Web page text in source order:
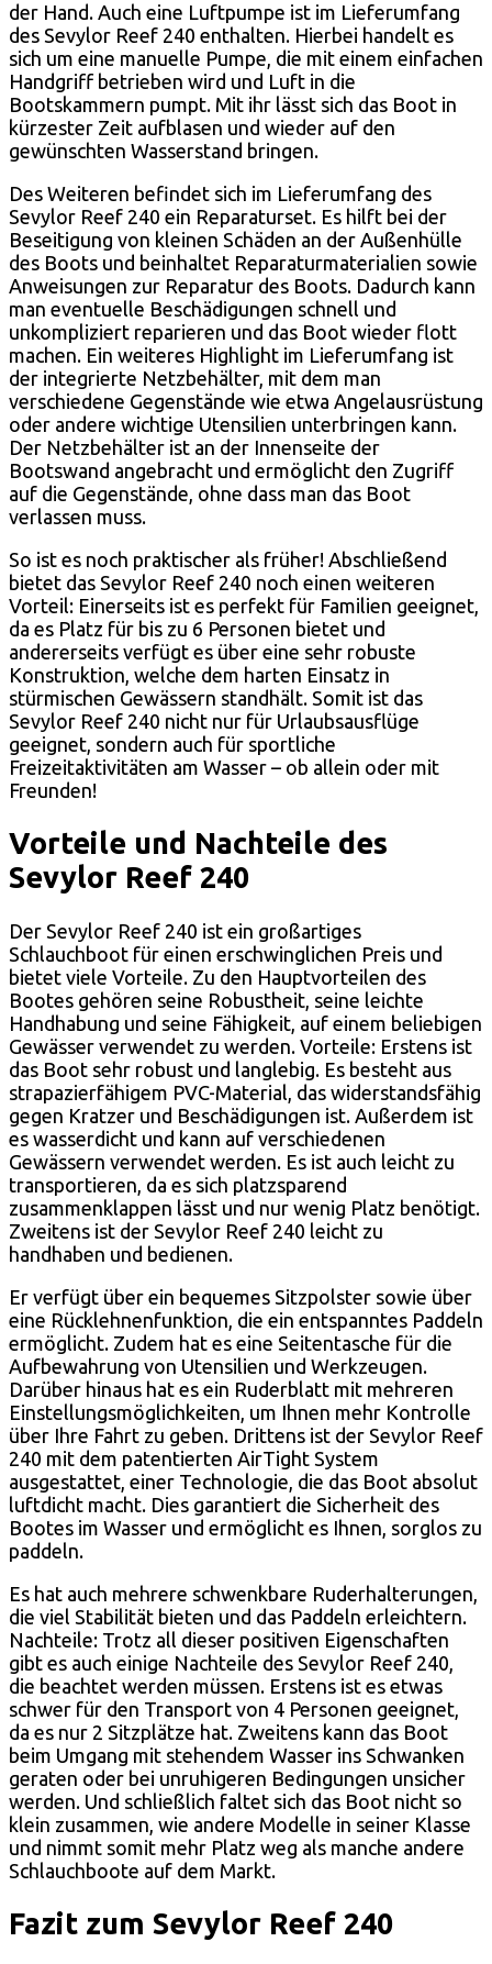
der Hand. Auch eine Luftpumpe ist im Lieferumfang
des Sevylor Reef 240 enthalten. Hierbei handelt es
sich um eine manuelle Pumpe, die mit einem einfachen
Handgriff betrieben wird und Luft in die
Bootskammern pumpt. Mit ihr lässt sich das Boot in
kürzester Zeit aufblasen und wieder auf den
gewünschten Wasserstand bringen.
Des Weiteren befindet sich im Lieferumfang des
Sevylor Reef 240 ein Reparaturset. Es hilft bei der
Beseitigung von kleinen Schäden an der Außenhülle
des Boots und beinhaltet Reparaturmaterialien sowie
Anweisungen zur Reparatur des Boots. Dadurch kann
man eventuelle Beschädigungen schnell und
unkompliziert reparieren und das Boot wieder flott
machen. Ein weiteres Highlight im Lieferumfang ist
der integrierte Netzbehälter, mit dem man
verschiedene Gegenstände wie etwa Angelausrüstung
oder andere wichtige Utensilien unterbringen kann.
Der Netzbehälter ist an der Innenseite der
Bootswand angebracht und ermöglicht den Zugriff
auf die Gegenstände, ohne dass man das Boot
verlassen muss.
So ist es noch praktischer als früher! Abschließend
bietet das Sevylor Reef 240 noch einen weiteren
Vorteil: Einerseits ist es perfekt für Familien geeignet,
da es Platz für bis zu 6 Personen bietet und
andererseits verfügt es über eine sehr robuste
Konstruktion, welche dem harten Einsatz in
stürmischen Gewässern standhält. Somit ist das
Sevylor Reef 240 nicht nur für Urlaubsausflüge
geeignet, sondern auch für sportliche
Freizeitaktivitäten am Wasser – ob allein oder mit
Freunden!
Vorteile und Nachteile des
Sevylor Reef 240
Der Sevylor Reef 240 ist ein großartiges
Schlauchboot für einen erschwinglichen Preis und
bietet viele Vorteile. Zu den Hauptvorteilen des
Bootes gehören seine Robustheit, seine leichte
Handhabung und seine Fähigkeit, auf einem beliebigen
Gewässer verwendet zu werden. Vorteile: Erstens ist
das Boot sehr robust und langlebig. Es besteht aus
strapazierfähigem PVC-Material, das widerstandsfähig
gegen Kratzer und Beschädigungen ist. Außerdem ist
es wasserdicht und kann auf verschiedenen
Gewässern verwendet werden. Es ist auch leicht zu
transportieren, da es sich platzsparend
zusammenklappen lässt und nur wenig Platz benötigt.
Zweitens ist der Sevylor Reef 240 leicht zu
handhaben und bedienen.
Er verfügt über ein bequemes Sitzpolster sowie über
eine Rücklehnenfunktion, die ein entspanntes Paddeln
ermöglicht. Zudem hat es eine Seitentasche für die
Aufbewahrung von Utensilien und Werkzeugen.
Darüber hinaus hat es ein Ruderblatt mit mehreren
Einstellungsmöglichkeiten, um Ihnen mehr Kontrolle
über Ihre Fahrt zu geben. Drittens ist der Sevylor Reef
240 mit dem patentierten AirTight System
ausgestattet, einer Technologie, die das Boot absolut
luftdicht macht. Dies garantiert die Sicherheit des
Bootes im Wasser und ermöglicht es Ihnen, sorglos zu
paddeln.
Es hat auch mehrere schwenkbare Ruderhalterungen,
die viel Stabilität bieten und das Paddeln erleichtern.
Nachteile: Trotz all dieser positiven Eigenschaften
gibt es auch einige Nachteile des Sevylor Reef 240,
die beachtet werden müssen. Erstens ist es etwas
schwer für den Transport von 4 Personen geeignet,
da es nur 2 Sitzplätze hat. Zweitens kann das Boot
beim Umgang mit stehendem Wasser ins Schwanken
geraten oder bei unruhigeren Bedingungen unsicher
werden. Und schließlich faltet sich das Boot nicht so
klein zusammen, wie andere Modelle in seiner Klasse
und nimmt somit mehr Platz weg als manche andere
Schlauchboote auf dem Markt.
Fazit zum Sevylor Reef 240